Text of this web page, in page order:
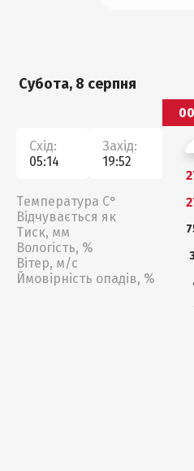
Субота, 8 серпня
Схід:
05:14
Захід:
19:52
Температура С°
Відчувається як
Тиск, мм
Вологість, %
Вітер, м/с
Ймовірність опадів, %